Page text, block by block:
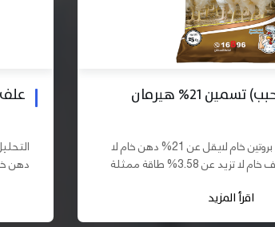
علف 19% هيرمان
التحليل الكيميائي : بروتين خام لايقل عن 19% دهن خام لا
يقل عن 10% الياف خام لا تزيد عن 3.70% طاقة ممثلة لا
اقرأ المزيد